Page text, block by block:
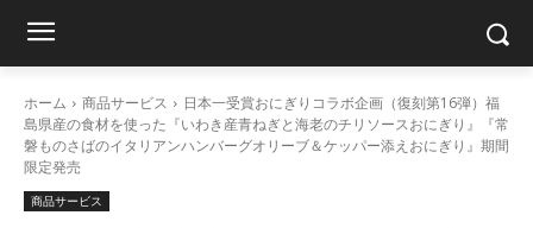
ホーム 商品サービス
日本一受賞おにぎりコラボ企画（復刻第16弾）福
島県産の食材を使った『いわき産青ねぎと海老のチリソースおにぎり』『常
磐ものさばのイタリアンハンバーグオリーブ＆ケッパー添えおにぎり』期間
限定発売
商品サービス